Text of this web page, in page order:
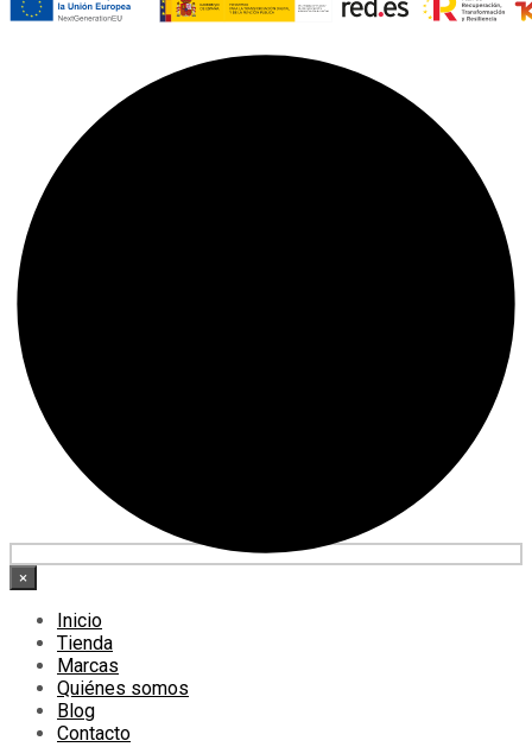
×
Inicio
Tienda
Marcas
Quiénes somos
Blog
Contacto